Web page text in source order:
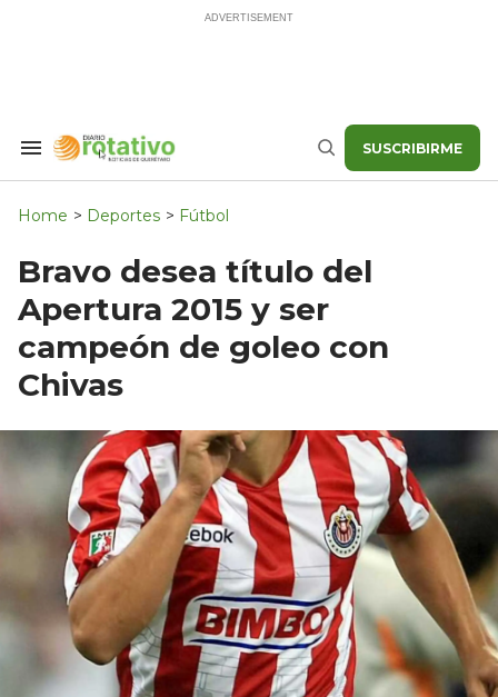
Search
Navigation
Buscar SUSCRIBIRME
Home > Deportes > Fútbol
Bravo desea título del
Apertura 2015 y ser
campeón de goleo con
Chivas